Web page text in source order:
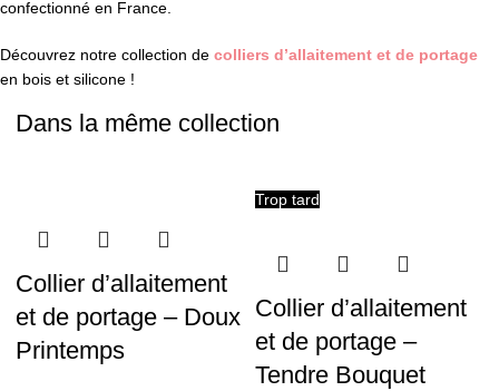
confectionné en France.
Découvrez notre collection de colliers d’allaitement et de portage
en bois et silicone !
Dans la même collection
Collier d’allaitement
et de portage – Doux
Printemps
Trop tard
Collier d’allaitement
et de portage –
Tendre Bouquet